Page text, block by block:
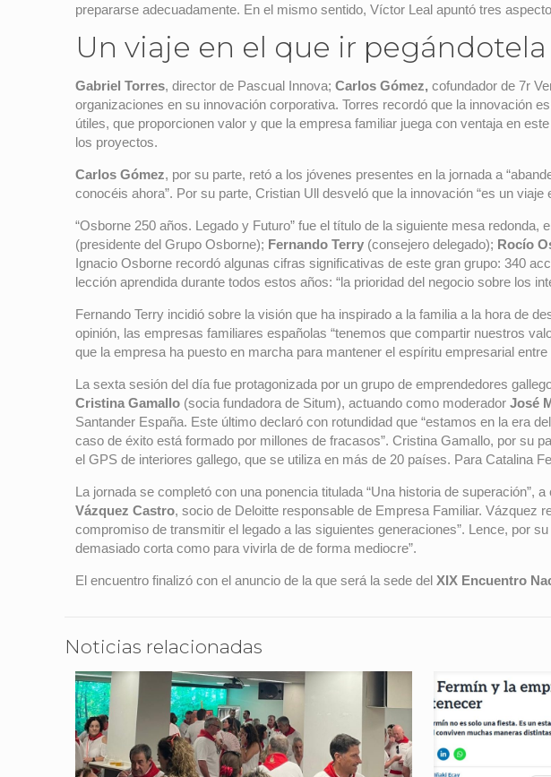
prepararse adecuadamente. En el mismo sentido, Víctor Leal apuntó tres
Un viaje en el que ir pegándotela
Gabriel Torres, director de Pascual Innova; Carlos Gómez, cofundador de 7r
organizaciones en su innovación corporativa. Torres recordó que la innovación
útiles, que proporcionen valor y que la empresa familiar juega con ventaja en
los proyectos.
Carlos Gómez, por su parte, retó a los jóvenes presentes en la jornada a
conocéis ahora”. Por su parte, Cristian Ull desveló que la innovación “es un
“Osborne 250 años. Legado y Futuro” fue el título de la siguiente mesa
(presidente del Grupo Osborne); Fernando Terry (consejero delegado); Rocío
Ignacio Osborne recordó algunas cifras significativas de este gran grupo: 340
lección aprendida durante todos estos años: “la prioridad del negocio sobre los
Fernando Terry incidió sobre la visión que ha inspirado a la familia a la hora de
opinión, las empresas familiares españolas “tenemos que compartir nuestros
que la empresa ha puesto en marcha para mantener el espíritu empresarial
La sexta sesión del día fue protagonizada por un grupo de emprendedores
Cristina Gamallo (socia fundadora de Situm), actuando como moderador José
Santander España. Este último declaró con rotundidad que “estamos en la era
caso de éxito está formado por millones de fracasos”. Cristina Gamallo, por su
el GPS de interiores gallego, que se utiliza en más de 20 países. Para Catalina
La jornada se completó con una ponencia titulada “Una historia de superación”, a
Vázquez Castro, socio de Deloitte responsable de Empresa Familiar. Vázquez
compromiso de transmitir el legado a las siguientes generaciones”. Lence, por
demasiado corta como para vivirla de de forma mediocre”.
El encuentro finalizó con el anuncio de la que será la sede del XIX Encuentro
Noticias relacionadas